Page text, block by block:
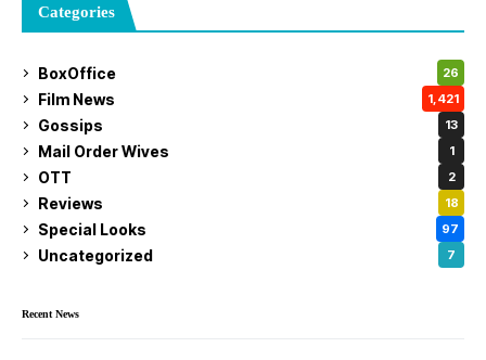
Categories
BoxOffice 26
Film News 1,421
Gossips 13
Mail Order Wives 1
OTT 2
Reviews 18
Special Looks 97
Uncategorized 7
Recent News